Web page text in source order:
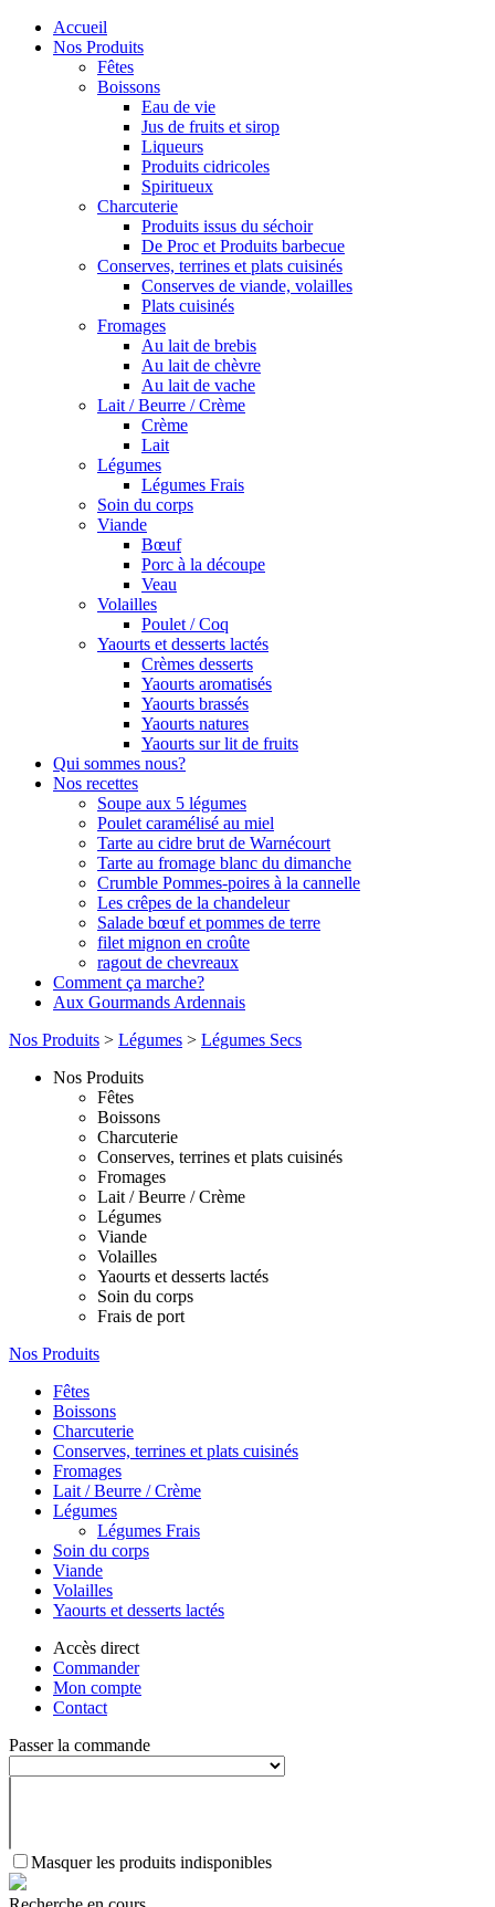
Accueil
Nos Produits
Fêtes
Boissons
Eau de vie
Jus de fruits et sirop
Liqueurs
Produits cidricoles
Spiritueux
Charcuterie
Produits issus du séchoir
De Proc et Produits barbecue
Conserves, terrines et plats cuisinés
Conserves de viande, volailles
Plats cuisinés
Fromages
Au lait de brebis
Au lait de chèvre
Au lait de vache
Lait / Beurre / Crème
Crème
Lait
Légumes
Légumes Frais
Soin du corps
Viande
Bœuf
Porc à la découpe
Veau
Volailles
Poulet / Coq
Yaourts et desserts lactés
Crèmes desserts
Yaourts aromatisés
Yaourts brassés
Yaourts natures
Yaourts sur lit de fruits
Qui sommes nous?
Nos recettes
Soupe aux 5 légumes
Poulet caramélisé au miel
Tarte au cidre brut de Warnécourt
Tarte au fromage blanc du dimanche
Crumble Pommes-poires à la cannelle
Les crêpes de la chandeleur
Salade bœuf et pommes de terre
filet mignon en croûte
ragout de chevreaux
Comment ça marche?
Aux Gourmands Ardennais
Nos Produits > Légumes > Légumes Secs
Nos Produits
Fêtes
Boissons
Charcuterie
Conserves, terrines et plats cuisinés
Fromages
Lait / Beurre / Crème
Légumes
Viande
Volailles
Yaourts et desserts lactés
Soin du corps
Frais de port
Nos Produits
Fêtes
Boissons
Charcuterie
Conserves, terrines et plats cuisinés
Fromages
Lait / Beurre / Crème
Légumes
Légumes Frais
Soin du corps
Viande
Volailles
Yaourts et desserts lactés
Accès direct
Commander
Mon compte
Contact
Passer la commande
Masquer les produits indisponibles